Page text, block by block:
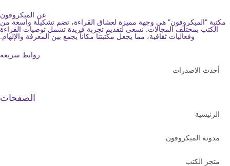
عن الميكروفون
مكتبة "الميكروفون" هي وجهة مميزة لعشاق القراءة، تضم تشكيلة واسعة من
الكتب بمختلف المجالات. نسعى لتقديم تجربة فريدة تشمل توصيات القراءة
وفعاليات ثقافية، مما يجعل مكتبتنا مكاناً يجمع بين المعرفة والإلهام.
روابط سريعة
أحدث الاصدرات
الصفحات
الرئيسية
مدونة الميكروفون
متجر الكتب